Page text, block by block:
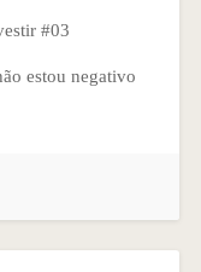
#03
estou negativo